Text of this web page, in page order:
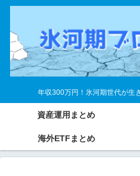
年収300万円！氷河期世代が生
資産運用まとめ
海外ETFまとめ